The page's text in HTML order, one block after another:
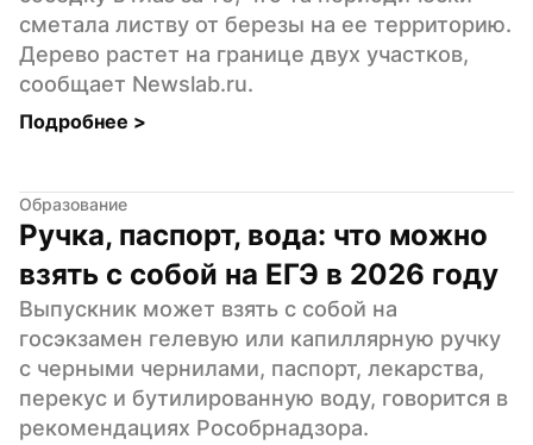
сметала листву от березы на ее территорию.
Дерево растет на границе двух участков,
сообщает Newslab.ru.
Подробнее >
Образование
Ручка, паспорт, вода: что можно
взять с собой на ЕГЭ в 2026 году
Выпускник может взять с собой на
госэкзамен гелевую или капиллярную ручку
с черными чернилами, паспорт, лекарства,
перекус и бутилированную воду, говорится в
рекомендациях Рособрнадзора.